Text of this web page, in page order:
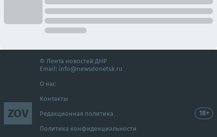
ZOV
© Лента новостей ДНР
Email: info@newsdonetsk.ru
О нас
Контакты
Редакционная политика
Политика конфиденциальности
18+